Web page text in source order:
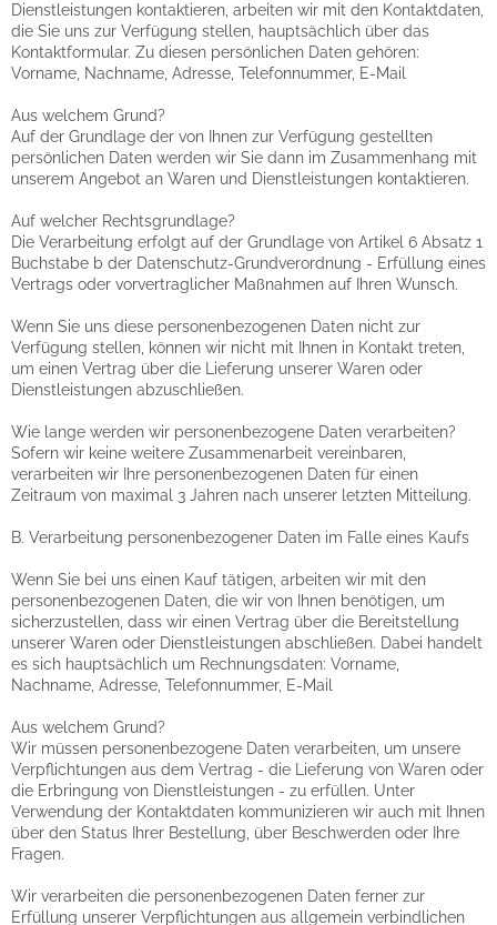
Dienstleistungen kontaktieren, arbeiten wir mit den Kontaktdaten,
die Sie uns zur Verfügung stellen, hauptsächlich über das
Kontaktformular. Zu diesen persönlichen Daten gehören:
Vorname, Nachname, Adresse, Telefonnummer, E-Mail
Aus welchem Grund?
Auf der Grundlage der von Ihnen zur Verfügung gestellten
persönlichen Daten werden wir Sie dann im Zusammenhang mit
unserem Angebot an Waren und Dienstleistungen kontaktieren.
Auf welcher Rechtsgrundlage?
Die Verarbeitung erfolgt auf der Grundlage von Artikel 6 Absatz 1
Buchstabe b der Datenschutz-Grundverordnung - Erfüllung eines
Vertrags oder vorvertraglicher Maßnahmen auf Ihren Wunsch.
Wenn Sie uns diese personenbezogenen Daten nicht zur
Verfügung stellen, können wir nicht mit Ihnen in Kontakt treten,
um einen Vertrag über die Lieferung unserer Waren oder
Dienstleistungen abzuschließen.
Wie lange werden wir personenbezogene Daten verarbeiten?
Sofern wir keine weitere Zusammenarbeit vereinbaren,
verarbeiten wir Ihre personenbezogenen Daten für einen
Zeitraum von maximal 3 Jahren nach unserer letzten Mitteilung.
B. Verarbeitung personenbezogener Daten im Falle eines Kaufs
Wenn Sie bei uns einen Kauf tätigen, arbeiten wir mit den
personenbezogenen Daten, die wir von Ihnen benötigen, um
sicherzustellen, dass wir einen Vertrag über die Bereitstellung
unserer Waren oder Dienstleistungen abschließen. Dabei handelt
es sich hauptsächlich um Rechnungsdaten: Vorname,
Nachname, Adresse, Telefonnummer, E-Mail
Aus welchem Grund?
Wir müssen personenbezogene Daten verarbeiten, um unsere
Verpflichtungen aus dem Vertrag - die Lieferung von Waren oder
die Erbringung von Dienstleistungen - zu erfüllen. Unter
Verwendung der Kontaktdaten kommunizieren wir auch mit Ihnen
über den Status Ihrer Bestellung, über Beschwerden oder Ihre
Fragen.
Wir verarbeiten die personenbezogenen Daten ferner zur
Erfüllung unserer Verpflichtungen aus allgemein verbindlichen